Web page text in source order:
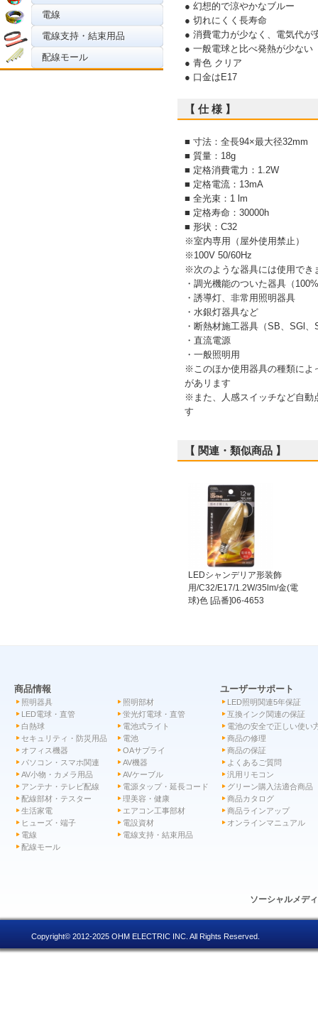
電線
電線支持・結束用品
配線モール
● 幻想的で涼やかなブルー
● 切れにくく長寿命
● 消費電力が少なく、電気代が
● 一般電球と比べ発熱が少ない
● 青色 クリア
● 口金はE17
【 仕 様 】
■ 寸法：全長94×最大径32mm
■ 質量：18g
■ 定格消費電力：1.2W
■ 定格電流：13mA
■ 全光束：1 lm
■ 定格寿命：30000h
■ 形状：C32
※室内専用（屋外使用禁止）
※100V 50/60Hz
※次のような器具には使用でき
・調光機能のついた器具（
・誘導灯、非常用照明器具
・水銀灯器具など
・断熱材施工器具（SB、SGl
・直流電源
・一般照明用
※このほか使用器具の種類によ
があリます
※また、人感スイッチなど自動
す
【 関連・類似商品 】
LEDシャンデリア形装飾
用/C32/E17/1.2W/35lm/金(電
球)色 [品番]06-4653
商品情報
照明器具
照明部材
LED電球・直管
蛍光灯電球・直管
白熱球
電池式ライト
セキュリティ・防災用品
電池
オフィス機器
OAサプライ
パソコン・スマホ関連
AV機器
AV小物・カメラ用品
AVケーブル
アンテナ・テレビ配線
電源タップ・延長コード
配線部材・テスター
理美容・健康
生活家電
エアコン工事部材
ヒューズ・端子
電設資材
電線
電線支持・結束用品
配線モール
ユーザーサポート
LED照明関連5年保証
互換インク関連の保証
電池の安全で正しい使い
商品の修理
商品の保証
よくあるご質問
汎用リモコン
グリーン購入法適合商品
商品カタログ
商品ラインアップ
オンラインマニュアル
ソーシャルメデ
Copyright© 2012-2025 OHM ELECTRIC INC. All Rights Reserved.